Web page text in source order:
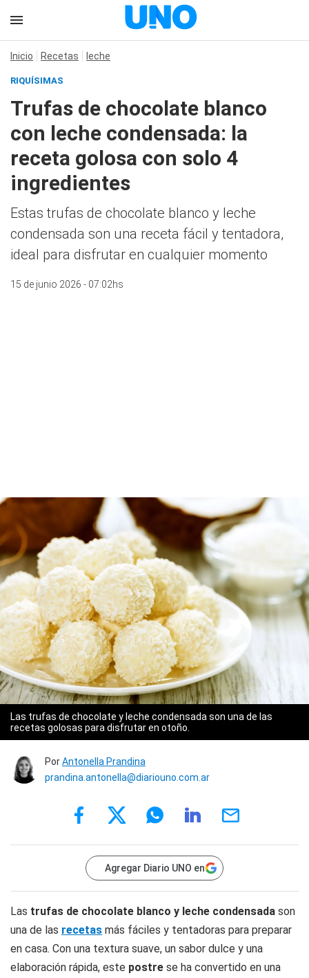
Inicio Recetas leche
RIQUÍSIMAS
Trufas de chocolate blanco
con leche condensada: la
receta golosa con solo 4
ingredientes
Estas trufas de chocolate blanco y leche
condensada son una receta fácil y tentadora,
ideal para disfrutar en cualquier momento
15 de junio 2026 - 07:02hs
Las trufas de chocolate y leche condensada son una de las
recetas golosas para disfrutar en otoño.
PorAntonella Prandina
prandina.antonella@diariouno.com.ar
Agregar Diario UNO en
Las trufas de chocolate blanco y leche condensada son
una de las recetas más fáciles y tentadoras para preparar
en casa. Con una textura suave, un sabor dulce y una
elaboración rápida, este postre se ha convertido en una